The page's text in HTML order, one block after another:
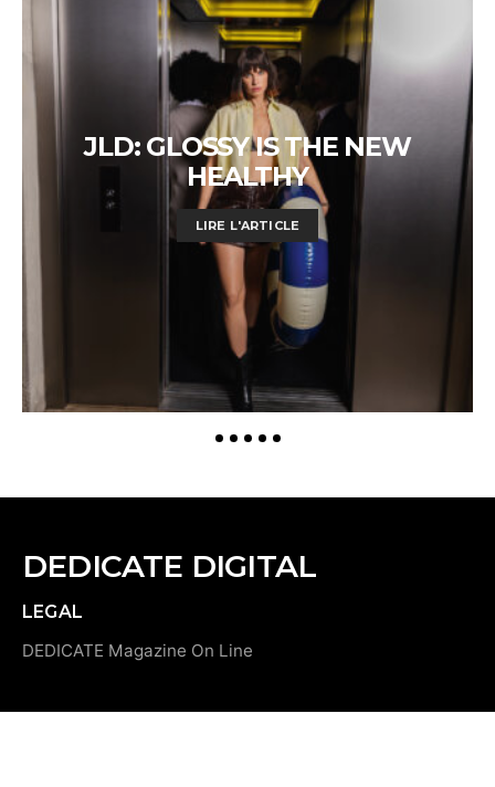
JLD: GLOSSY IS THE NEW
HEALTHY
LIRE L'ARTICLE
DEDICATE DIGITAL
LEGAL
DEDICATE Magazine On Line